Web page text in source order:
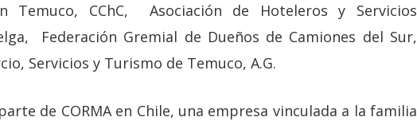
Temuco, CChC, Asociación de Hoteleros y Servicios
Federación Gremial de Dueños de Camiones del Sur,
Servicios y Turismo de Temuco, A.G.
de CORMA en Chile, una empresa vinculada a la familia